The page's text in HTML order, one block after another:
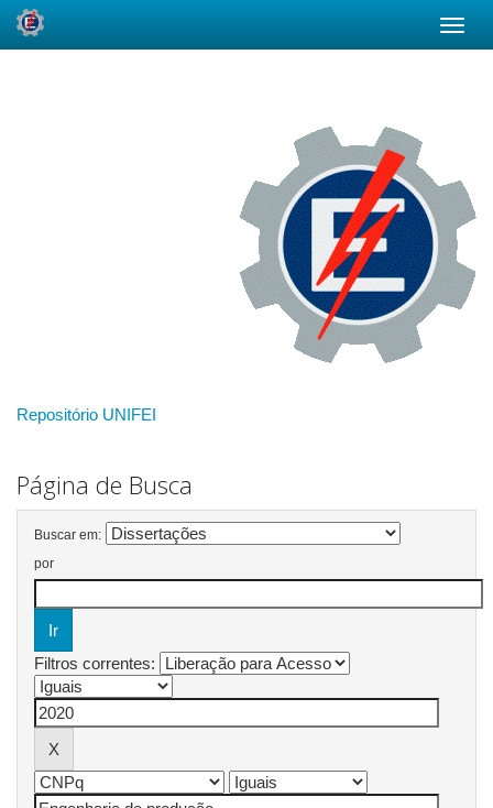
Repositório UNIFEI
Página de Busca
Buscar em:
por
Filtros correntes: